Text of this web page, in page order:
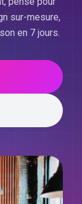
sur-mesure,
en 7 jours.